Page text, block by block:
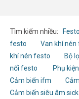
Tìm kiếm nhiều:
festo
Van khí nén
khí nén festo
Bộ
nối festo
Phụ
Cảm biến ifm
Cảm biến siêu âm sick